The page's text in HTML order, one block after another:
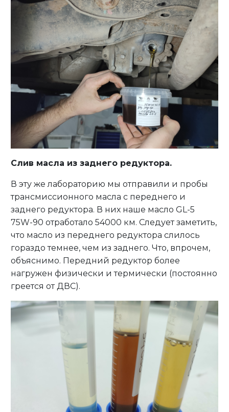
Слив масла из заднего редуктора.
В эту же лабораторию мы отправили и пробы
трансмиссионного масла с переднего и
заднего редуктора. В них наше масло GL-5
75W-90 отработало 54000 км. Следует заметить,
что масло из переднего редуктора слилось
гораздо темнее, чем из заднего. Что, впрочем,
объяснимо. Передний редуктор более
нагружен физически и термически (постоянно
греется от ДВС).